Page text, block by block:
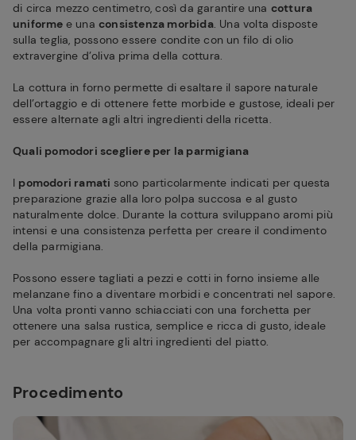
di circa mezzo centimetro, così da garantire una cottura
uniforme e unaconsistenza morbida. Una volta disposte
sulla teglia, possono essere condite con un filo di olio
extravergine d’oliva prima della cottura.
La cottura in forno permette di esaltare il sapore naturale
dell’ortaggio e di ottenere fette morbide e gustose, ideali per
essere alternate agli altri ingredienti della ricetta.
Quali pomodori scegliere per la parmigiana
I pomodori ramati sono particolarmente indicati per questa
preparazione grazie alla loro polpa succosa e al gusto
naturalmente dolce. Durante la cottura sviluppano aromi più
intensi e una consistenza perfetta per creare il condimento
della parmigiana.
Possono essere tagliati a pezzi e cotti in forno insieme alle
melanzane fino a diventare morbidi e concentrati nel sapore.
Una volta pronti vanno schiacciati con una forchetta per
ottenere una salsa rustica, semplice e ricca di gusto, ideale
per accompagnare gli altri ingredienti del piatto.
Procedimento